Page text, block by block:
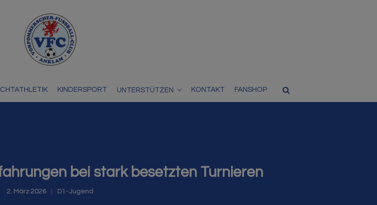
KINDERSPORT UNTERSTÜTZEN KONTAKT FANSHOP
bei stark besetzten Turnieren
2. März 2026 D1-Jugend